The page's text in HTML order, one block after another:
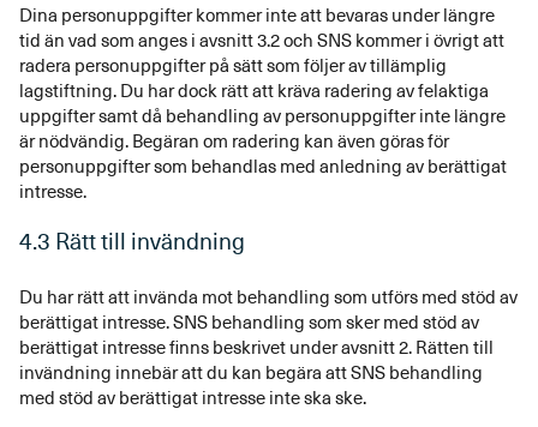
Dina personuppgifter kommer inte att bevaras under längre
tid än vad som anges i avsnitt 3.2 och SNS kommer i övrigt att
radera personuppgifter på sätt som följer av tillämplig
lagstiftning. Du har dock rätt att kräva radering av felaktiga
uppgifter samt då behandling av personuppgifter inte längre
är nödvändig. Begäran om radering kan även göras för
personuppgifter som behandlas med anledning av berättigat
intresse.
4.3 Rätt till invändning
Du har rätt att invända mot behandling som utförs med stöd av
berättigat intresse. SNS behandling som sker med stöd av
berättigat intresse finns beskrivet under avsnitt 2. Rätten till
invändning innebär att du kan begära att SNS behandling
med stöd av berättigat intresse inte ska ske.